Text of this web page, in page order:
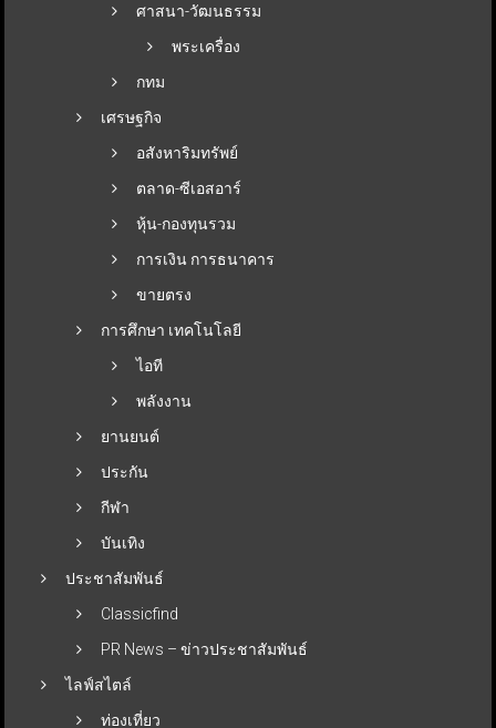
ศาสนา-วัฒนธรรม
พระเครื่อง
กทม
เศรษฐกิจ
อสังหาริมทรัพย์
ตลาด-ซีเอสอาร์
หุ้น-กองทุนรวม
การเงิน การธนาคาร
ขายตรง
การศึกษา เทคโนโลยี
ไอที
พลังงาน
ยานยนต์
ประกัน
กีฬา
บันเทิง
ประชาสัมพันธ์
Classicfind
PR News – ข่าวประชาสัมพันธ์
ไลฟ์สไตล์
ท่องเที่ยว